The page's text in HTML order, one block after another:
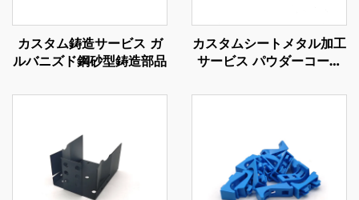
カスタム鋳造サービス ガ
ルバニズド鋼砂型鋳造部品
カスタムシートメタル加工
サービス パウダーコーテ